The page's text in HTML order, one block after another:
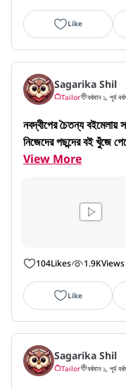
Like
Sagarika Shil
Tailor বর্ধমান ১, পূর্ব
নবদ্বীপের চৈতন্য বইমেলায়
নিজেদের পছন্দের বই খুঁজে
View More
104Likes 1.9KViews
Like
Sagarika Shil
Tailor বর্ধমান ১, পূর্ব